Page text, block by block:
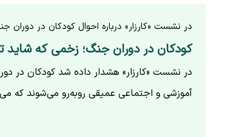
در نشست «کارزار» درباره احوال کودکان در
کودکان در دوران جنگ؛ زخمی که شاید
در نشست «کارزار» هشدار داده شد کودکان در
آموزشی و اجتماعی عمیقی روبه‌رو می‌شوند که